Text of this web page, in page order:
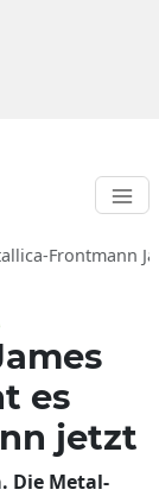
Frontmann
es
jetzt
Die Metal-